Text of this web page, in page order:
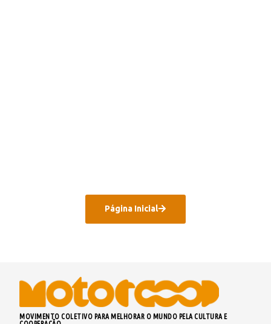
Página Inicial
MOVIMENTO COLETIVO PARA MELHORAR O MUNDO PELA CULTURA E